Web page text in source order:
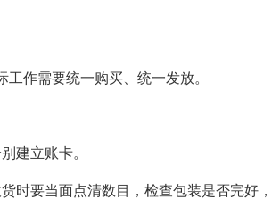
作需要统一购买、统一发放。
建立账卡。
时要当面点清数目，检查包装是否完好，